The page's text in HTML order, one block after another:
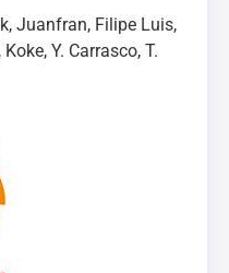
Juanfran, Filipe Luis,
Y. Carrasco, T.